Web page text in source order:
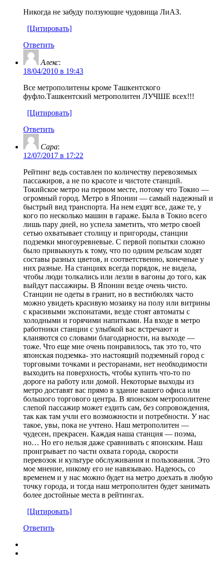
Никогда не забуду ползующие чудовища ЛиАЗ.
[Цитировать]
Ответить
Алекс:
18/04/2010 в 19:43
Все метрополитены кроме Ташкентского
фуфло.Ташкентский метрополитен ЛУЧШЕ всех!!!
[Цитировать]
Ответить
Сара:
12/07/2017 в 17:22
Рейтинг ведь составлен по количеству перевозимых
пассажиров, а не по красоте и чистоте станций.
Токийское метро на первом месте, потому что Токио —
огромный город. Метро в Японии — самый надежный и
быстрый вид транспорта. На нем ездят все, даже те, у
кого по несколько машин в гараже. Была в Токио всего
лишь пару дней, но успела заметить, что метро своей
сетью охватывает столицу и пригороды, станции
подземки многоуревневые. С первой попытки сложно
было привыкнуть к тому, что по одним рельсам ходят
составы разных цветов, и соответственно, конечные у
них разные. На станциях всегда порядок, не видела,
чтобы люди толкались или лезли в вагоны до того, как
выйдут пассажиры. В Японии везде очень чисто.
Станции не одеты в гранит, но в вестибюлях часто
можно увидеть красивую мозаику на полу или витрины
с красивыми экспонатами, везде стоят автоматы с
холодными и горячими напитками. На входе в метро
работники станции с улыбкой вас встречают и
кланяются со словами благодарности, на выходе —
тоже. Что еще мне очень понравилось, так это то, что
японская подземка- это настоящий подземный город с
торговыми точками и ресторанами, нет необходимости
выходить на поверхность, чтобы купить что-то по
дороге на работу или домой. Некоторые выходы из
метро доставят вас прямо в здание вашего офиса или
большого торгового центра. В японском метрополитене
слепой пассажир может ездить сам, без сопровождения,
так как там учли его возможности и потребности. У нас
такое, увы, пока не учтено. Наш метрополитен —
чудесен, прекрасен. Каждая наша станция — поэма,
но… Но его нельзя даже сравнивать с японским. Наш
проигрывает по части охвата города, скорости
перевозок и культуре обслуживания и пользования. Это
мое мнение, никому его не навязываю. Надеюсь, со
временем и у нас можно будет на метро доехать в любую
точку города, и тогда наш метрополитен будет занимать
более достойные места в рейтингах.
[Цитировать]
Ответить